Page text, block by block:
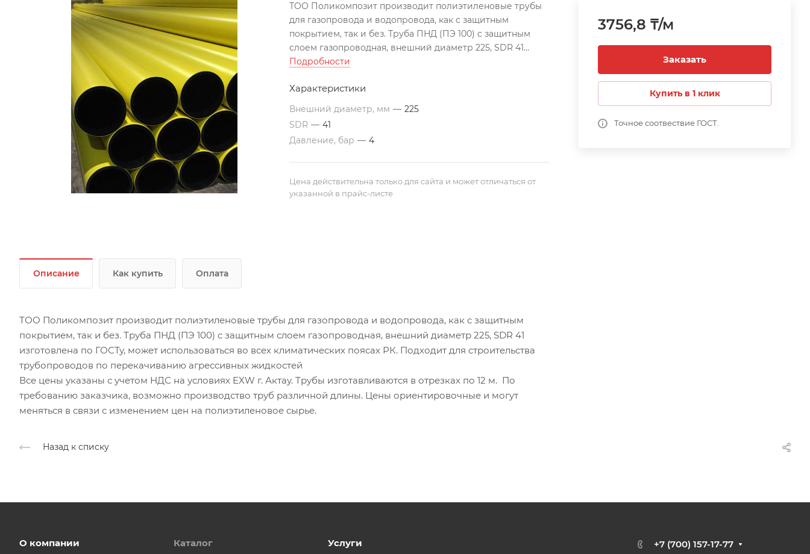
3756,8 ₸/м
Заказать
Купить в 1 клик
Точное соотвествие ГОСТ.
ТОО Поликомпозит производит полиэтиленовые трубы
для газопровода и водопровода, как с защитным
покрытием, так и без. Труба ПНД (ПЭ 100) с защитным
слоем газопроводная, внешний диаметр 225, SDR 41
изготовлена по ГОСТу, может использоваться во всех
трубопроводов по перекачиванию агрессивных
жидкостей
Все цены указаны с учетом НДС на условиях EXW г. Актау.
Трубы изготавливаются в отрезках по 12 м. По
требованию заказчика, возможно производство труб
сырье.
Подробности
Характеристики
Внешний диаметр, мм — 225
SDR — 41
Давление, бар — 4
Цена действительна только для сайта и может отличаться от
указанной в прайс-листе
Описание Как купить Оплата
ТОО Поликомпозит производит полиэтиленовые трубы для газопровода и водопровода, как с защитным
покрытием, так и без. Труба ПНД (ПЭ 100) с защитным слоем газопроводная, внешний диаметр 225, SDR 41
изготовлена по ГОСТу, может использоваться во всех климатических поясах РК. Подходит для строительства
трубопроводов по перекачиванию агрессивных жидкостей
Все цены указаны с учетом НДС на условиях EXW г. Актау. Трубы изготавливаются в отрезках по 12 м. По
требованию заказчика, возможно производство труб различной длины. Цены ориентировочные и могут
меняться в связи с изменением цен на полиэтиленовое сырье.
Назад к списку
О компании Каталог Услуги +7 (700) 157-17-77